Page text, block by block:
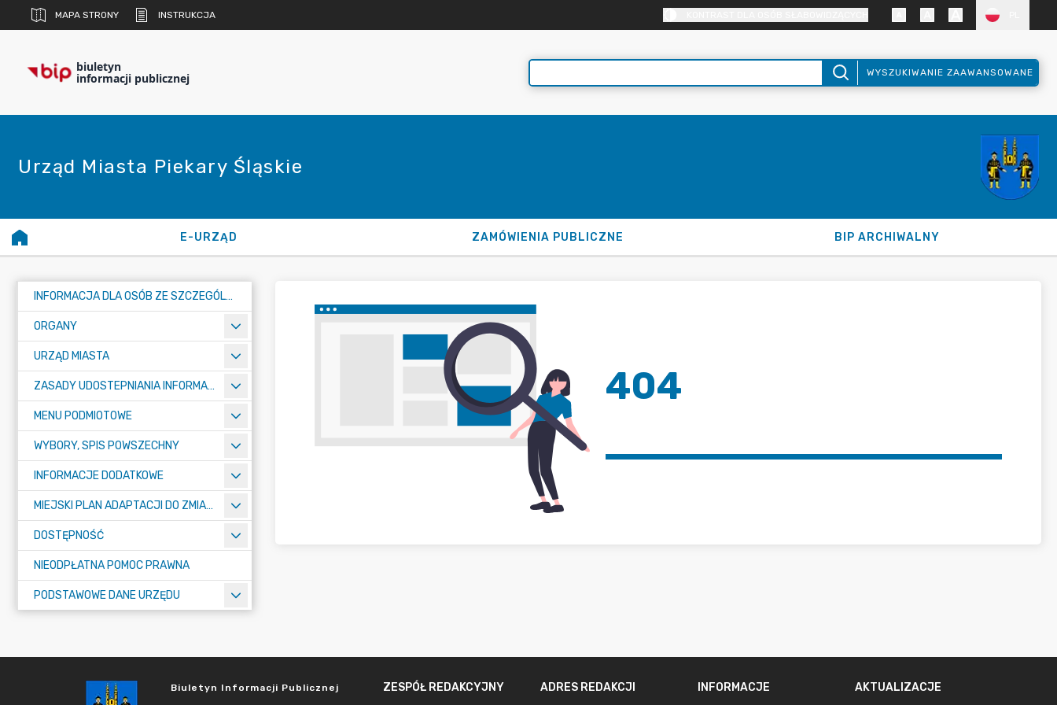
MAPA STRONY INSTRUKCJA
biuletyn
informacji publicznej WYSZUKIWANIE ZAAWANSOWANE
Urząd Miasta Piekary Śląskie
E-URZĄD ZAMÓWIENIA PUBLICZNE BIP ARCHIWALNY
INFORMACJA DLA OSÓB ZE SZCZEGÓLNYMI POTRZEBAMI
ORGANY
URZĄD MIASTA
ZASADY UDOSTEPNIANIA INFORMACJI PUBLICZNYCH
MENU PODMIOTOWE
WYBORY, SPIS POWSZECHNY
INFORMACJE DODATKOWE
MIEJSKI PLAN ADAPTACJI DO ZMIAN KLIMATU
DOSTĘPNOŚĆ
NIEODPŁATNA POMOC PRAWNA
PODSTAWOWE DANE URZĘDU
404
Biuletyn Informacji Publicznej ZESPÓŁ REDAKCYJNY ADRES REDAKCJI INFORMACJE AKTUALIZACJE